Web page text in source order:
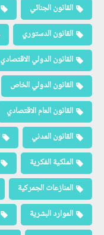
القانون الجنائي
القانون الدستوري
القانون الدولي الاقتصادي
القانون الدولي الخاص
القانون العام الاقتصادي
القانون المدني
الملكية الفكرية
المنازعات الجمركية
الموارد البشرية